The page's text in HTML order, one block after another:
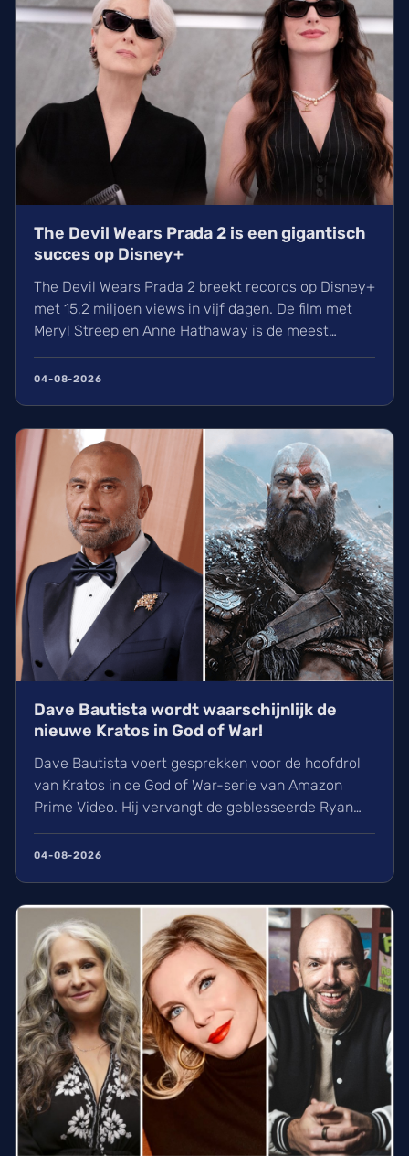
The Devil Wears Prada 2 is een gigantisch
succes op Disney+
The Devil Wears Prada 2 breekt records op Disney+
met 15,2 miljoen views in vijf dagen. De film met
Meryl Streep en Anne Hathaway is de meest
succesvolle live-action release sinds Deadpool &
Wolverine. Ontdek hoe Andy Sachs en Miranda
Disney+ en Hulu.
04-08-2026
Dave Bautista wordt waarschijnlijk de
nieuwe Kratos in God of War!
Dave Bautista voert gesprekken voor de hoofdrol
van Kratos in de God of War-serie van Amazon
Prime Video. Hij vervangt de geblesseerde Ryan
Hurst. De opnames van de reeks, gebaseerd op de
populaire games, starten in oktober 2026 in
seizoenen.
04-08-2026